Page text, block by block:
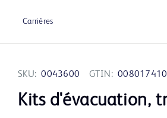
Carrières
SKU: 0043600 GTIN:
Kits d'évacuation,